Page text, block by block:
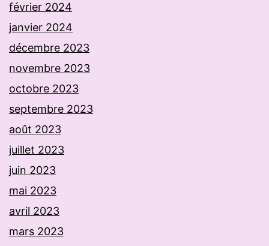
février 2024
janvier 2024
décembre 2023
novembre 2023
octobre 2023
septembre 2023
août 2023
juillet 2023
juin 2023
mai 2023
avril 2023
mars 2023